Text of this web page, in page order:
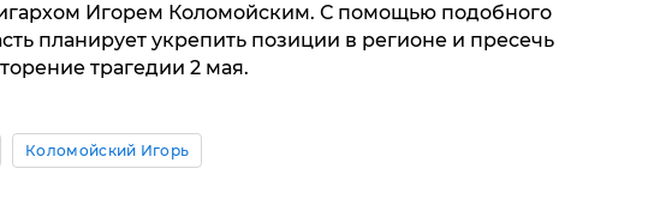
Игорем Коломойским. С помощью подобного
планирует укрепить позиции в регионе и пресечь
трагедии 2 мая.
Коломойский Игорь